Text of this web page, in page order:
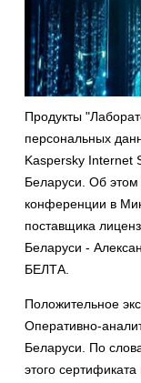
Продукты
персональных
Kaspersky Internet
Беларуси. Об
конференции в
поставщика
Беларуси -
БЕЛТА.
Положительное
Оперативно-
Беларуси. По
этого